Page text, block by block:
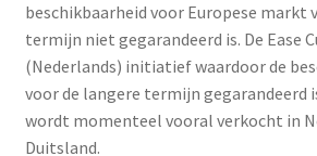
beschikbaarheid voor Europese markt
termijn niet gegarandeerd is. De Ease
(Nederlands) initiatief waardoor de
voor de langere termijn gegarandeerd
wordt momenteel vooral verkocht in
Duitsland.